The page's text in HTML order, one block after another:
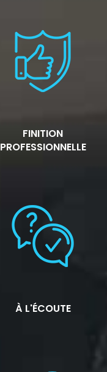
FINITION
PROFESSIONNELLE
À L'ÉCOUTE